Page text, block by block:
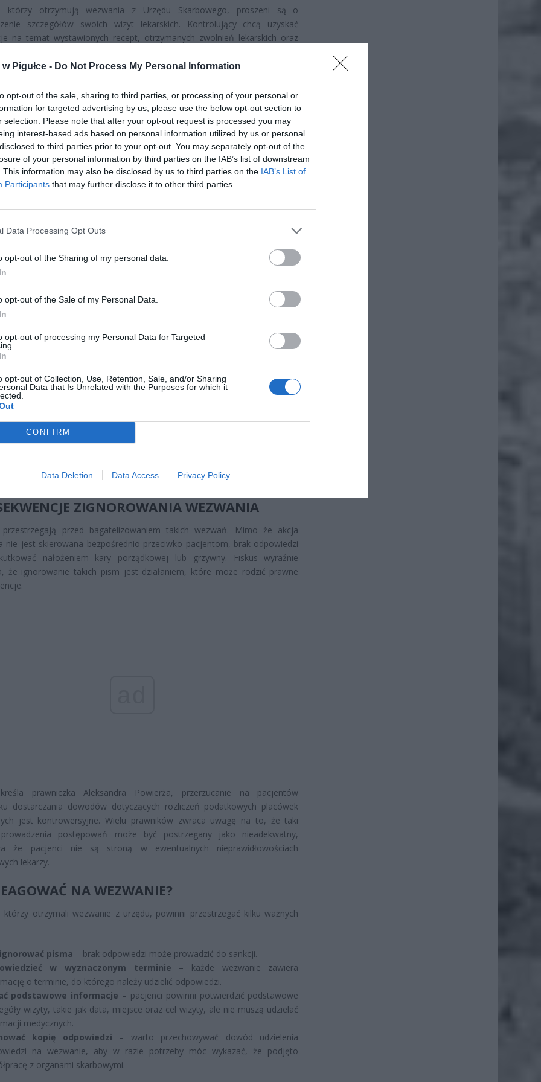
Pigułce - Do Not Process My Personal Information
opt-out of the sale, sharing to third parties, or processing of your personal or
for targeted advertising by us, please use the below opt-out section to
selection. Please note that after your opt-out request is processed you may
interest-based ads based on personal information utilized by us or personal
to third parties prior to your opt-out. You may separately opt-out of the
of your personal information by third parties on the IAB’s list of downstream
This information may also be disclosed by us to third parties on the IAB’s List of
Participants that may further disclose it to other third parties.
Data Processing Opt Outs
opt-out of the Sharing of my personal data.
opt-out of the Sale of my Personal Data.
opt-out of processing my Personal Data for Targeted
opt-out of Collection, Use, Retention, Sale, and/or Sharing
Data that Is Unrelated with the Purposes for which it
CONFIRM
Data Deletion Data Access Privacy Policy
którzy otrzymują wezwania z Urzędu Skarbowego, proszeni są o
szczegółów swoich wizyt lekarskich. Kontrolujący chcą uzyskać
na temat wystawionych recept, otrzymanych zwolnień lekarskich oraz
te mają na celu upewnienie się, że placówki medyczne prawidłowo
ad
RÓWNIEŻ:
przecenił hit do kuchni. Air fryer tańszy aż o 150 zł, a to dopiero
2026 16:06
dla milionów polskich rodzin. ZUS wypłacił już 173 mln zł.
wciąż można składać
2026 12:56
prawną dla takich działań jest artykuł 155 § 1 Ordynacji podatkowej.
ten daje fiskusowi prawo do gromadzenia informacji w ramach
ustaleniu prawidłowości rozliczeń podatkowych.
ZIGNOROWANIA WEZWANIA
przestrzegają przed bagatelizowaniem takich wezwań. Mimo że akcja
nie jest skierowana bezpośrednio przeciwko pacjentom, brak odpowiedzi
nałożeniem kary porządkowej lub grzywny. Fiskus wyraźnie
że ignorowanie takich pism jest działaniem, które może rodzić prawne
prawniczka Aleksandra Powierża, przerzucanie na pacjentów
dostarczania dowodów dotyczących rozliczeń podatkowych placówek
jest kontrowersyjne. Wielu prawników zwraca uwagę na to, że taki
postępowań może być postrzegany jako nieadekwatny,
że pacjenci nie są stroną w ewentualnych nieprawidłowościach
lekarzy.
NA WEZWANIE?
którzy otrzymali wezwanie z urzędu, powinni przestrzegać kilku ważnych
pisma – brak odpowiedzi może prowadzić do sankcji.
w wyznaczonym terminie – każde wezwanie zawiera
o terminie, do którego należy udzielić odpowiedzi.
podstawowe informacje – pacjenci powinni potwierdzić podstawowe
wizyty, takie jak data, miejsce oraz cel wizyty, ale nie muszą udzielać
medycznych.
kopię odpowiedzi – warto przechowywać dowód udzielenia
na wezwanie, aby w razie potrzeby móc wykazać, że podjęto
z organami skarbowymi.